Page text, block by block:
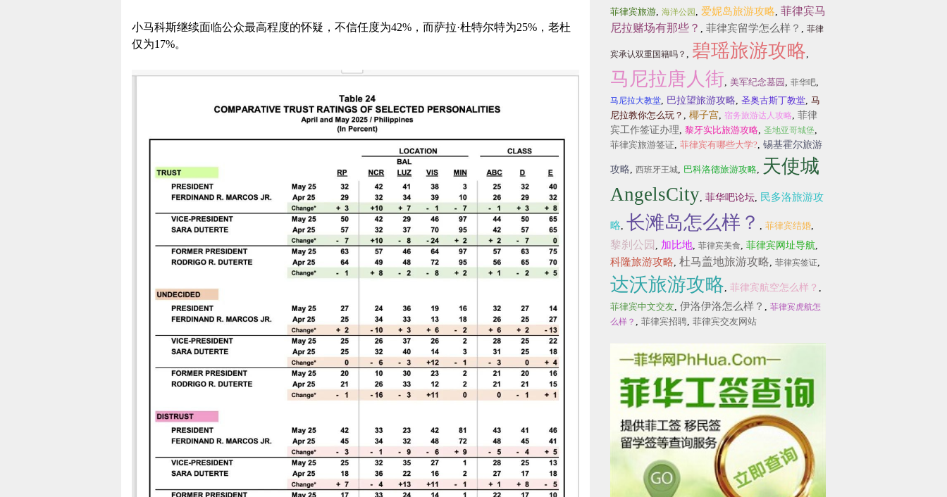
小马科斯继续面临公众最高程度的怀疑，不信任度为42%，而萨拉·杜特尔特为25%，老杜
仅为17%。
菲律宾旅游, 海洋公园 , 爱妮岛旅游攻略, 菲律宾马
尼拉赌场有那些？ , 菲律宾留学怎么样？ , 菲律
宾承认双重国籍吗？ , 碧瑶旅游攻略,
马尼拉唐人街, 美军纪念墓园 , 菲华吧,
马尼拉大教堂, 巴拉望旅游攻略, 圣奥古斯丁教堂, 马
尼拉教你怎么玩？ , 椰子宫, 宿务旅游达人攻略, 菲律
宾工作签证办理, 黎牙实比旅游攻略, 圣地亚哥城堡,
菲律宾旅游签证, 菲律宾有哪些大学?, 锡基霍尔旅游
攻略, 西班牙王城, 巴科洛德旅游攻略, 天使城
AngelsCity, 菲华吧论坛, 民多洛旅游攻
略, 长滩岛怎么样？ , 菲律宾结婚,
黎刹公园 , 加比地, 菲律宾美食, 菲律宾网址导航,
科隆旅游攻略, 杜马盖地旅游攻略, 菲律宾签证,
达沃旅游攻略, 菲律宾航空怎么样？ ,
菲律宾中文交友, 伊洛伊洛怎么样？ , 菲律宾虎航怎
么样？ , 菲律宾招聘, 菲律宾交友网站